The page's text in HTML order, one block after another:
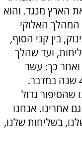
הארץ מנגד. והוא
המהלך האלוקי
בין קני הסוף,
ועד שהלך
כך: עשר
המכות, קריעת ים סוף, מתן תורה, 40 שנה במדבר.
שהסיפור גדול
אחרינו. אנחנו
בשליחות שלנו,